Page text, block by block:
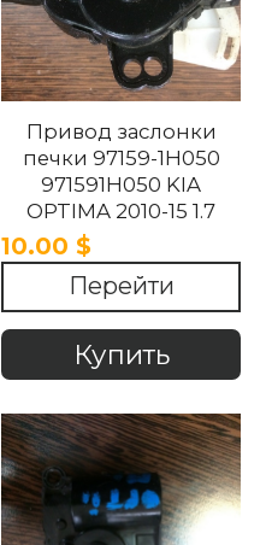
Привод заслонки
печки 97159-1H050
971591H050 KIA
OPTIMA 2010-15 1.7
10.00 $
Перейти
Купить